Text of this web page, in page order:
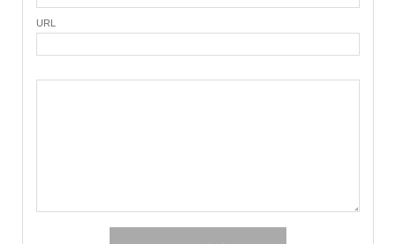
URL